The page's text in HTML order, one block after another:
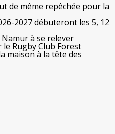
de même repêchée pour la
2027 débuteront les 5, 12
Namur à se relever
le Rugby Club Forest
maison à la tête des